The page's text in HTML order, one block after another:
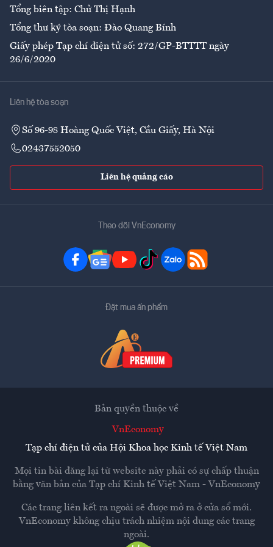
Tổng biên tập: Chử Thị Hạnh
Tổng thư ký tòa soạn: Đào Quang Bính
Giấy phép Tạp chí điện tử số: 272/GP-BTTTT ngày
26/6/2020
Liên hệ tòa soạn
Số 96-98 Hoàng Quốc Việt, Cầu Giấy, Hà Nội
02437552050
Liên hệ quảng cáo
Theo dõi VnEconomy
Đặt mua ấn phẩm
Bản quyền thuộc về
VnEconomy
Tạp chí điện tử của Hội Khoa học Kinh tế Việt Nam
Mọi tin bài đăng lại từ website này phải có sự chấp thuận
bằng văn bản của Tạp chí Kinh tế Việt Nam - VnEconomy
Các trang liên kết ra ngoài sẽ được mở ra ở cửa sổ mới.
VnEconomy không chịu trách nhiệm nội dung các trang
ngoài.